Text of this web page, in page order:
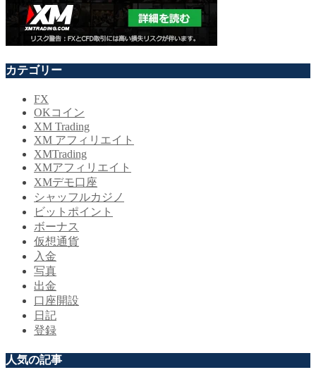
カテゴリー
FX
OKコイン
XM Trading
XM アフィリエイト
XMTrading
XMアフィリエイト
XMデモ口座
シャッフルカジノ
ビットポイント
ボーナス
仮想通貨
入金
写真
出金
口座開設
日記
登録
人気の記事